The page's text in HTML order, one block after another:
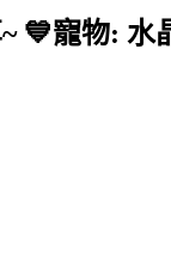
💙寵物: 水